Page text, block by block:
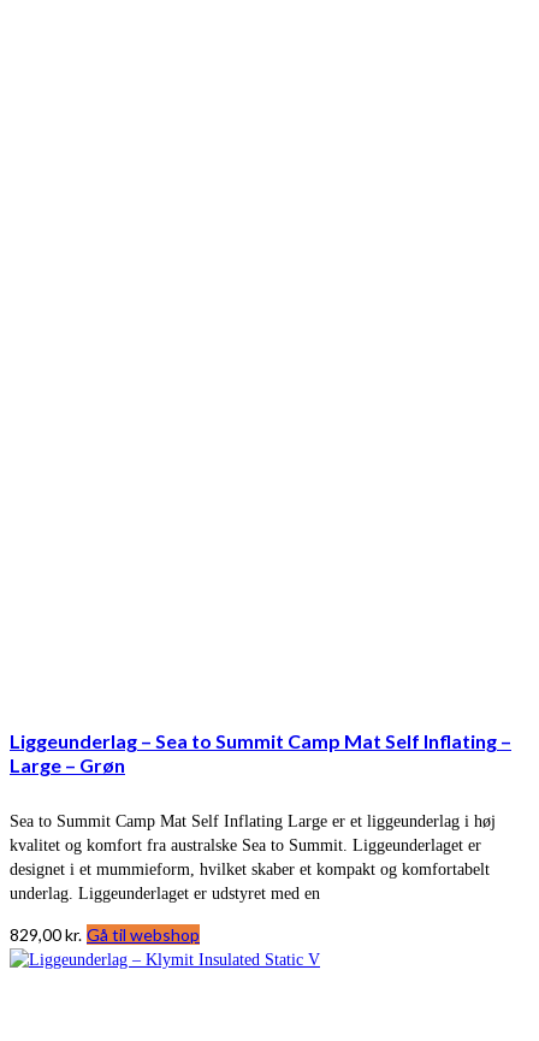
Liggeunderlag – Sea to Summit Camp Mat Self Inflating –
Large – Grøn
Sea to Summit Camp Mat Self Inflating Large er et liggeunderlag i høj
kvalitet og komfort fra australske Sea to Summit. Liggeunderlaget er
designet i et mummieform, hvilket skaber et kompakt og komfortabelt
underlag. Liggeunderlaget er udstyret med en
829,00kr. Gå til webshop